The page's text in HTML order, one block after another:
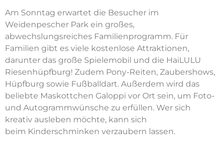
Am Sonntag erwartet die Besucher im
Weidenpescher Park ein großes,
abwechslungsreiches Familienprogramm. Für
Familien gibt es viele kostenlose Attraktionen,
darunter das große Spielemobil und die HaiLULU
Riesenhüpfburg! Zudem Pony-Reiten, Zaubershows,
Hüpfburg sowie Fußballdart. Außerdem wird das
beliebte Maskottchen Galoppi vor Ort sein, um Foto-
und Autogrammwünsche zu erfüllen. Wer sich
kreativ ausleben möchte, kann sich
beim Kinderschminken verzaubern lassen.